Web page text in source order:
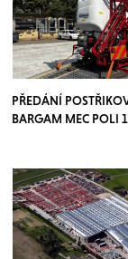
PŘEDÁNÍ
BARGAM MEC POLI